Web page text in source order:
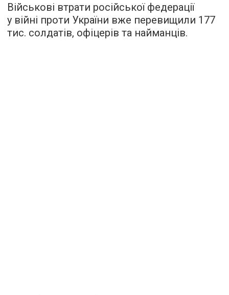
Військові втрати російської федерації
у війні проти України вже перевищили 177
тис. солдатів, офіцерів та найманців.